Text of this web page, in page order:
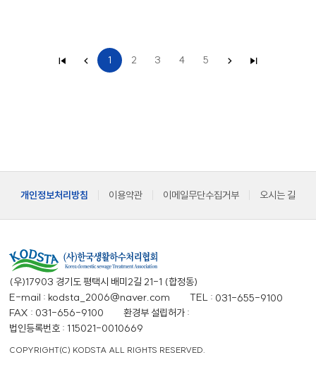
1 2 3 4 5
개인정보처리방침 이용약관 이메일무단수집거부 오시는 길
(우)17903 경기도 평택시 배미2길 21-1 (합정동)
E-mail : kodsta_2006@naver.com
TEL : 031-655-9100
FAX : 031-656-9100
환경부 설립허가 :
법인등록번호 : 115021-0010669
COPYRIGHT(C) KODSTA ALL RIGHTS RESERVED.